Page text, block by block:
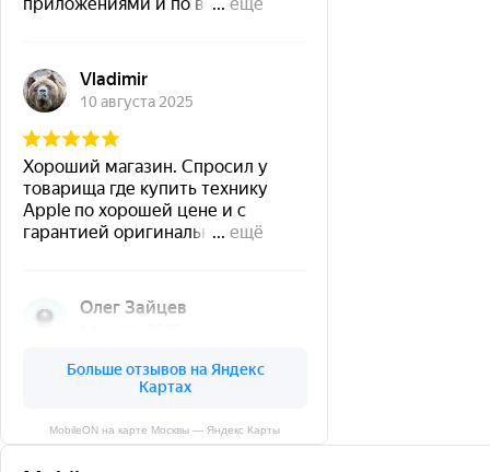
MobileON на карте Москвы — Яндекс Карты